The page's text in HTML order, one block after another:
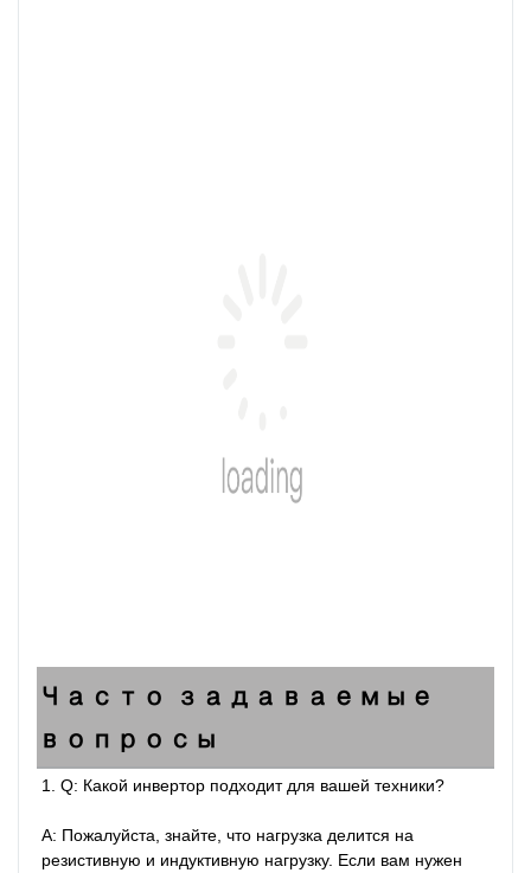
Часто задаваемые
вопросы
1. Q: Какой инвертор подходит для вашей техники?
A: Пожалуйста, знайте, что нагрузка делится на
резистивную и индуктивную нагрузку. Если вам нужен